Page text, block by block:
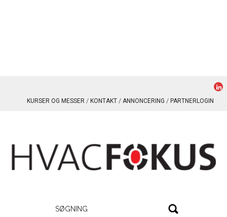
KURSER OG MESSER KONTAKT ANNONCERING PARTNERLOGIN